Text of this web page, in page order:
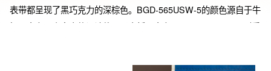
表带都呈现了黑巧克力的深棕色。BGD-565USW-5的颜色源自于牛
奶巧克力，表盘内的设计体现了大板巧克力。BA-110XSW-7A则采